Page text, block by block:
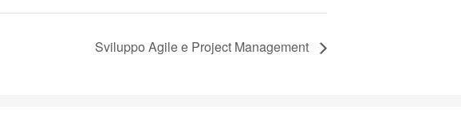
Sviluppo Agile e Project Management